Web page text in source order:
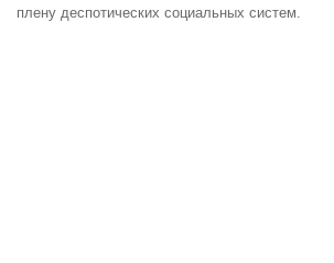
плену деспотических социальных систем.